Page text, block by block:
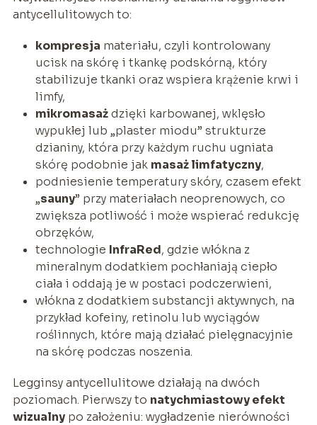
antycellulitowych to:
kompresja materiału, czyli kontrolowany
ucisk na skórę i tkankę podskórną, który
stabilizuje tkanki oraz wspiera krążenie krwi i
limfy,
mikromasażdzięki karbowanej, wklęsło
wypukłej lub „plaster miodu” strukturze
dzianiny, która przy każdym ruchu ugniata
skórę podobnie jak masaż limfatyczny,
podniesienie temperatury skóry, czasem efekt
„sauny” przy materiałach neoprenowych, co
zwiększa potliwość i może wspierać redukcję
obrzęków,
technologie InfraRed, gdzie włókna z
mineralnym dodatkiem pochłaniają ciepło
ciała i oddają je w postaci podczerwieni,
włókna z dodatkiem substancji aktywnych, na
przykład kofeiny, retinolu lub wyciągów
roślinnych, które mają działać pielęgnacyjnie
na skórę podczas noszenia.
Legginsy antycellulitowe działają na dwóch
poziomach. Pierwszy to natychmiastowy efekt
wizualnypo założeniu: wygładzenie nierówności